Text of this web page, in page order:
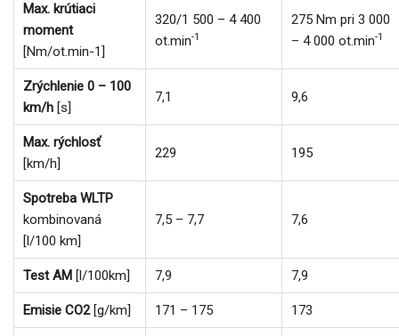
Max. krútiaci
moment
[Nm/ot.min-1]
320/1 500 – 4 400
ot.min-1
275 Nm pri 3 000
– 4 000 ot.min-1
Zrýchlenie 0 – 100
km/h [s]
7,1 9,6
Max. rýchlosť
[km/h]
229 195
Spotreba WLTP
kombinovaná
[l/100 km]
7,5 – 7,7 7,6
Test AM [l/100km] 7,9 7,9
Emisie CO2 [g/km] 171 – 175 173